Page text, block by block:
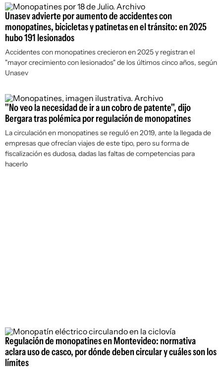
Unasev advierte por aumento de accidentes con
monopatines, bicicletas y patinetas en el tránsito: en 2025
hubo 191 lesionados
Accidentes con monopatines crecieron en 2025 y registran el
"mayor crecimiento con lesionados" de los últimos cinco años, según
Unasev
"No veo la necesidad de ir a un cobro de patente", dijo
Bergara tras polémica por regulación de monopatines
La circulación en monopatines se reguló en 2019, ante la llegada de
empresas que ofrecían viajes de este tipo, pero su forma de
fiscalización es dudosa, dadas las faltas de competencias para
hacerlo
Regulación de monopatines en Montevideo: normativa
aclara uso de casco, por dónde deben circular y cuáles son los
límites